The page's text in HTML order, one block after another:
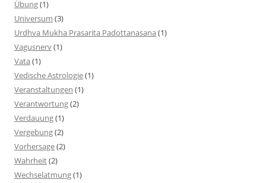
Übung(1)
Universum (3)
Urdhva Mukha Prasarita Padottanasana(1)
Vagusnerv(1)
Vata(1)
Vedische Astrologie(1)
Veranstaltungen (1)
Verantwortung(2)
Verdauung(1)
Vergebung(2)
Vorhersage(2)
Wahrheit(2)
Wechselatmung(1)